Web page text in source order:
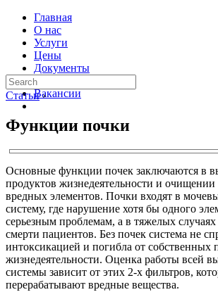
Главная
О нас
Услуги
Цены
Документы
Контакты
Вакансии
Статьи ›
Функции почки
Основные функции почек заключаются в
продуктов жизнедеятельности и очищении
вредных элементов. Почки входят в
систему, где нарушение хотя бы одного
серьезным проблемам, а в тяжелых
смерти пациентов. Без почек система не
интоксикацией и погибла от собственных
жизнедеятельности. Оценка работы всей
системы зависит от этих 2-х фильтров,
перерабатывают вредные вещества.